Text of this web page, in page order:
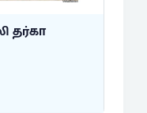
தர்கா